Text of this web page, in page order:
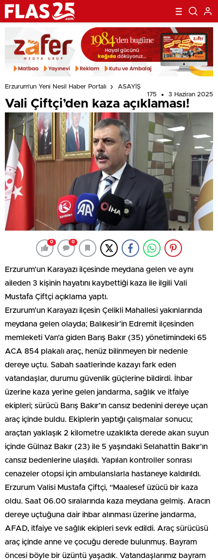
Erzurum'un Yeni Nesil Haber Portalı
ASAYİŞ
175
3 Haziran 2025
Vali Çiftçi’den kaza açıklaması!
0 0
Erzurum’un Karayazı ilçesinde meydana gelen ve aynı
aileden 3 kişinin hayatını kaybettiği kaza ile ilgili Vali
Mustafa Çiftçi açıklama yaptı.
Erzurum’un Karayazı ilçesin Çelikli Mahallesi yakınlarında
meydana gelen olayda; Balıkesir’in Edremit ilçesinden
memleketi Van’a giden Barış Bakır (35) yönetimindeki 65
ACA 854 plakalı araç, henüz bilinmeyen bir nedenle
dereye uçtu. Sabah saatlerinde kazayı fark eden
vatandaşlar, durumu güvenlik güçlerine bildirdi. İhbar
üzerine kaza yerine gelen jandarma, sağlık ve itfaiye
ekipleri; sürücü Barış Bakır’ın cansız bedenini dereye uçan
araç içinde buldu. Ekiplerin yaptığı çalışmalar sonucu;
araçtan yaklaşık 2 kilometre uzaklıkta derede akan suyun
içinde Gülnaz Bakır (23) ile 5 yaşındaki Selahattin Bakır’ın
cansız bedenlerine ulaşıldı. Yapılan kontroller sonrası
cenazeler otopsi için ambulanslarla hastaneye kaldırıldı.
Erzurum Valisi Mustafa Çiftçi, “Maalesef üzücü bir kaza
oldu. Saat 06.00 sıralarında kaza meydana gelmiş. Aracın
dereye uçtuğuna dair ihbar alınması üzerine jandarma,
AFAD, itfaiye ve sağlık ekipleri sevk edildi. Araç sürücüsü
araç içinde anne ve çocuğu derede bulunmuş. Bayram
öncesi böyle bir üzüntü yaşadık. Vatandaşlarımız bayram